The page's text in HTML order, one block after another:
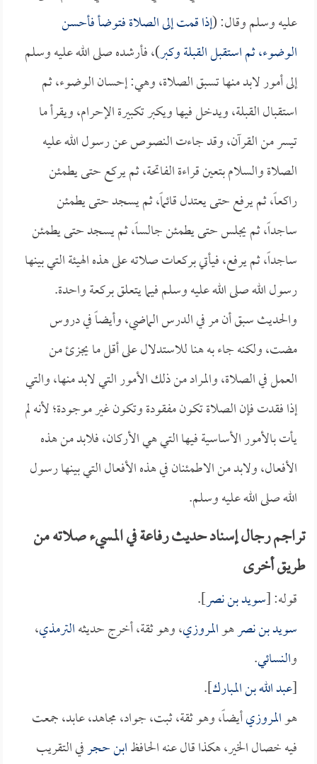
عليه وسلم وقال: (إذا قمت إلى الصلاة فتوضأ فأحسن
الوضوء، ثم استقبل القبلة وكبر)، فأرشده صلى الله عليه وسلم
إلى أمور لابد منها تسبق الصلاة، وهي: إحسان الوضوء، ثم
استقبال القبلة، ويدخل فيها ويكبر تكبيرة الإحرام، ويقرأ ما
تيسر من القرآن، وقد جاءت النصوص عن رسول الله عليه
الصلاة والسلام بتعين قراءة الفاتحة، ثم يركع حتى يطمئن
راكعاً، ثم يرفع حتى يعتدل قائماً، ثم يسجد حتى يطمئن
ساجداً، ثم يجلس حتى يطمئن جالساً، ثم يسجد حتى يطمئن
ساجداً، ثم يرفع، فيأتي بركعات صلاته على هذه الهيئة التي بينها
رسول الله صلى الله عليه وسلم فيما يتعلق بركعة واحدة.
والحديث سبق أن مر في الدرس الماضي، وأيضاً في دروس
مضت، ولكنه جاء به هنا للاستدلال على أقل ما يجزئ من
العمل في الصلاة، والمراد من ذلك الأمور التي لابد منها، والتي
إذا فقدت فإن الصلاة تكون مفقودة وتكون غير موجودة؛ لأنه لم
يأت بالأمور الأساسية فيها التي هي الأركان، فلابد من هذه
الأفعال، ولابد من الاطمئنان في هذه الأفعال التي بينها رسول
الله صلى الله عليه وسلم.
تراجم رجال إسناد حديث رفاعة في المسيء صلاته من
طريق أخرى
قوله: [سويد بن نصر].
سويد بن نصرهوالمروزي، وهو ثقة، أخرج حديثهالترمذي،
والنسائي.
[عبد الله بن المبارك].
هوالمروزيأيضاً، وهو ثقة، ثبت، جواد، مجاهد، عابد، جمعت
فيه خصال الخير، هكذا قال عنه الحافظابن حجرفي التقريب